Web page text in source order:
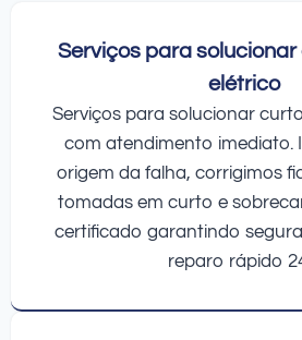
Serviços para
elétrico
Serviços para solucionar
com atendimento imediato.
origem da falha, corrigimos
tomadas em curto e
certificado garantindo
reparo rápido